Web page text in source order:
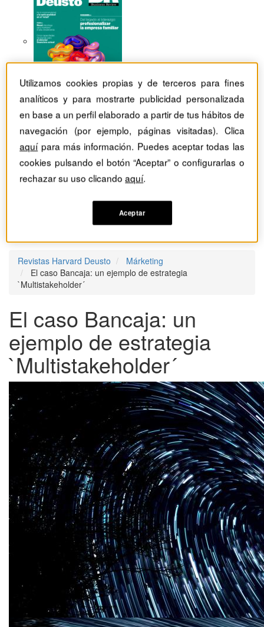
Revistas Harvard Deusto
Márketing
El caso Bancaja: un ejemplo de estrategia
`Multistakeholder´
El caso Bancaja: un
ejemplo de estrategia
`Multistakeholder´
Utilizamos cookies propias y de terceros para fines
analíticos y para mostrarte publicidad personalizada
en base a un perfil elaborado a partir de tus hábitos de
navegación (por ejemplo, páginas visitadas). Clica
aquípara más información. Puedes aceptar todas las
cookies pulsando el botón “Aceptar” o configurarlas o
rechazar su uso clicandoaquí.
Aceptar